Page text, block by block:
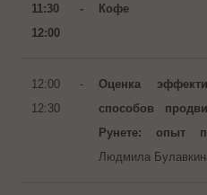
11:30 -
12:00
Кофе
12:00 -
12:30
Оценка
способов
Рунете: опыт
Людмила